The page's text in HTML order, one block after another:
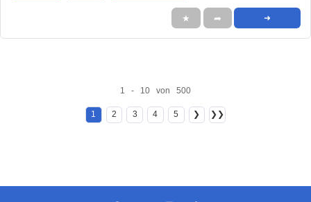
★ ➦ ➜
1 - 10 von 500
1 2 3 4 5 ❯ ❯❯